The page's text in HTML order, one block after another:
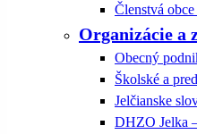
Členstvá
Organizácie a
Obecný
Školské a
Jelčianske
DHZO Jelka